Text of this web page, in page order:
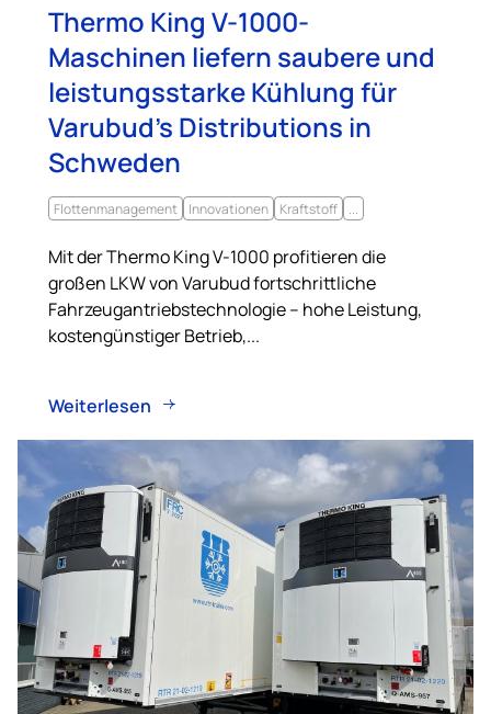
Thermo King V-1000-
Maschinen liefern saubere und
leistungsstarke Kühlung für
Varubud’s Distributions in
Schweden
Flottenmanagement Innovationen Kraftstoff
Mit der Thermo King V-1000 profitieren die
großen LKW von Varubud fortschrittliche
Fahrzeugantriebstechnologie – hohe Leistung,
kostengünstiger Betrieb,...
Weiterlesen